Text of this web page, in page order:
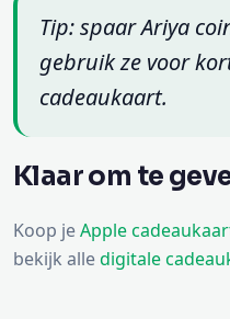
Tip: spaar Ariya
gebruik ze voor
cadeaukaart.
Klaar om te
Koop jeApple
bekijk alledigitale